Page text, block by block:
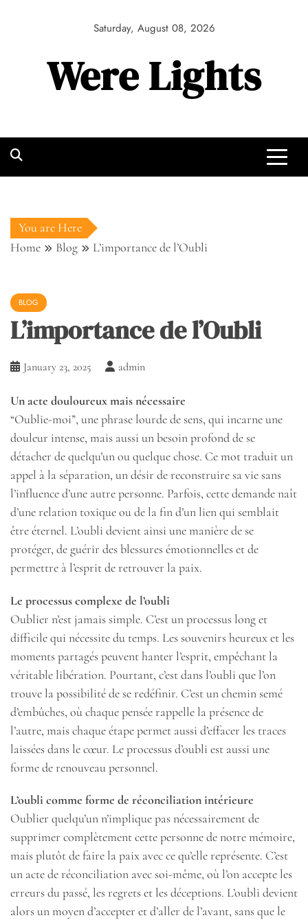
Saturday, August 08, 2026
Were Lights
You are Here
Home
Blog L’importance de l’Oubli
BLOG
L’importance de l’Oubli
January 23, 2025 admin
Un acte douloureux mais nécessaire
“Oublie-moi”, une phrase lourde de sens, qui incarne une
douleur intense, mais aussi un besoin profond de se
détacher de quelqu’un ou quelque chose. Ce mot traduit un
appel à la séparation, un désir de reconstruire sa vie sans
l’influence d’une autre personne. Parfois, cette demande naît
d’une relation toxique ou de la fin d’un lien qui semblait
être éternel. L’oubli devient ainsi une manière de se
protéger, de guérir des blessures émotionnelles et de
permettre à l’esprit de retrouver la paix.
Le processus complexe de l’oubli
Oublier n’est jamais simple. C’est un processus long et
difficile qui nécessite du temps. Les souvenirs heureux et les
moments partagés peuvent hanter l’esprit, empêchant la
véritable libération. Pourtant, c’est dans l’oubli que l’on
trouve la possibilité de se redéfinir. C’est un chemin semé
d’embûches, où chaque pensée rappelle la présence de
l’autre, mais chaque étape permet aussi d’effacer les traces
laissées dans le cœur. Le processus d’oubli est aussi une
forme de renouveau personnel.
L’oubli comme forme de réconciliation intérieure
Oublier quelqu’un n’implique pas nécessairement de
supprimer complètement cette personne de notre mémoire,
mais plutôt de faire la paix avec ce qu’elle représente. C’est
un acte de réconciliation avec soi-même, où l’on accepte les
erreurs du passé, les regrets et les déceptions. L’oubli devient
alors un moyen d’accepter et d’aller de l’avant, sans que le